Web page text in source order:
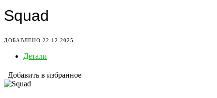
Squad
ДОБАВЛЕНО 22.12.2025
Детали
Добавить в избранное